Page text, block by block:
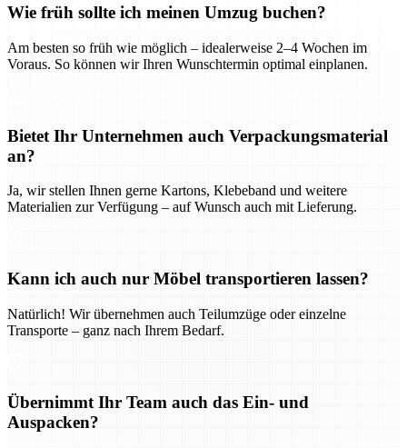
Wie früh sollte ich meinen Umzug buchen?
Am besten so früh wie möglich – idealerweise 2–4 Wochen im
Voraus. So können wir Ihren Wunschtermin optimal einplanen.
Bietet Ihr Unternehmen auch Verpackungsmaterial
an?
Ja, wir stellen Ihnen gerne Kartons, Klebeband und weitere
Materialien zur Verfügung – auf Wunsch auch mit Lieferung.
Kann ich auch nur Möbel transportieren lassen?
Natürlich! Wir übernehmen auch Teilumzüge oder einzelne
Transporte – ganz nach Ihrem Bedarf.
Übernimmt Ihr Team auch das Ein- und
Auspacken?